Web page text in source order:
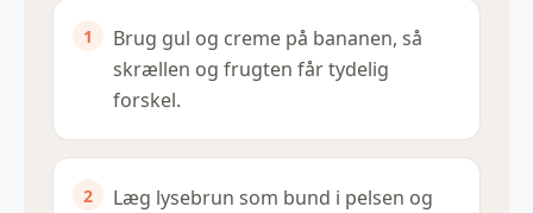
Brug gul og creme på bananen, så
skrællen og frugten får tydelig
forskel.
Læg lysebrun som bund i pelsen og